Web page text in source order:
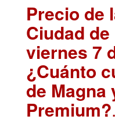
Precio de
Ciudad
viernes 7
¿Cuánto
de Magna
Premium?